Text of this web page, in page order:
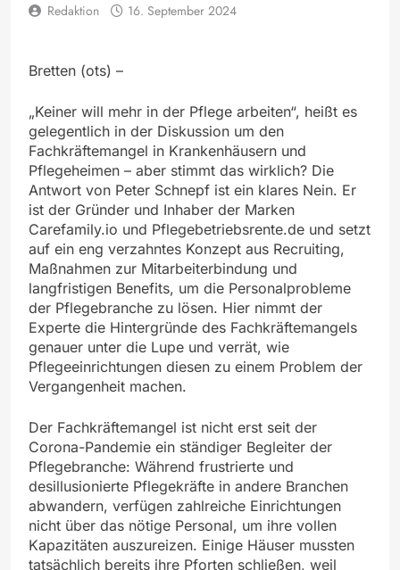
Redaktion 16. September 2024
Bretten (ots) –
„Keiner will mehr in der Pflege arbeiten“, heißt es
gelegentlich in der Diskussion um den
Fachkräftemangel in Krankenhäusern und
Pflegeheimen – aber stimmt das wirklich? Die
Antwort von Peter Schnepf ist ein klares Nein. Er
ist der Gründer und Inhaber der Marken
Carefamily.io und Pflegebetriebsrente.de und setzt
auf ein eng verzahntes Konzept aus Recruiting,
Maßnahmen zur Mitarbeiterbindung und
langfristigen Benefits, um die Personalprobleme
der Pflegebranche zu lösen. Hier nimmt der
Experte die Hintergründe des Fachkräftemangels
genauer unter die Lupe und verrät, wie
Pflegeeinrichtungen diesen zu einem Problem der
Vergangenheit machen.
Der Fachkräftemangel ist nicht erst seit der
Corona-Pandemie ein ständiger Begleiter der
Pflegebranche: Während frustrierte und
desillusionierte Pflegekräfte in andere Branchen
abwandern, verfügen zahlreiche Einrichtungen
nicht über das nötige Personal, um ihre vollen
Kapazitäten auszureizen. Einige Häuser mussten
tatsächlich bereits ihre Pforten schließen, weil